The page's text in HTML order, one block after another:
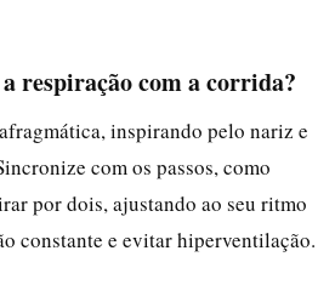
respiração com a corrida?
inspirando pelo nariz e
com os passos, como
por dois, ajustando ao seu ritmo
constante e evitar hiperventilação.